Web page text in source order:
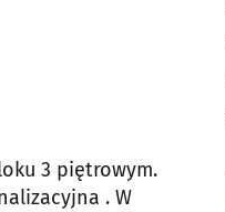
3 piętrowym.
. W